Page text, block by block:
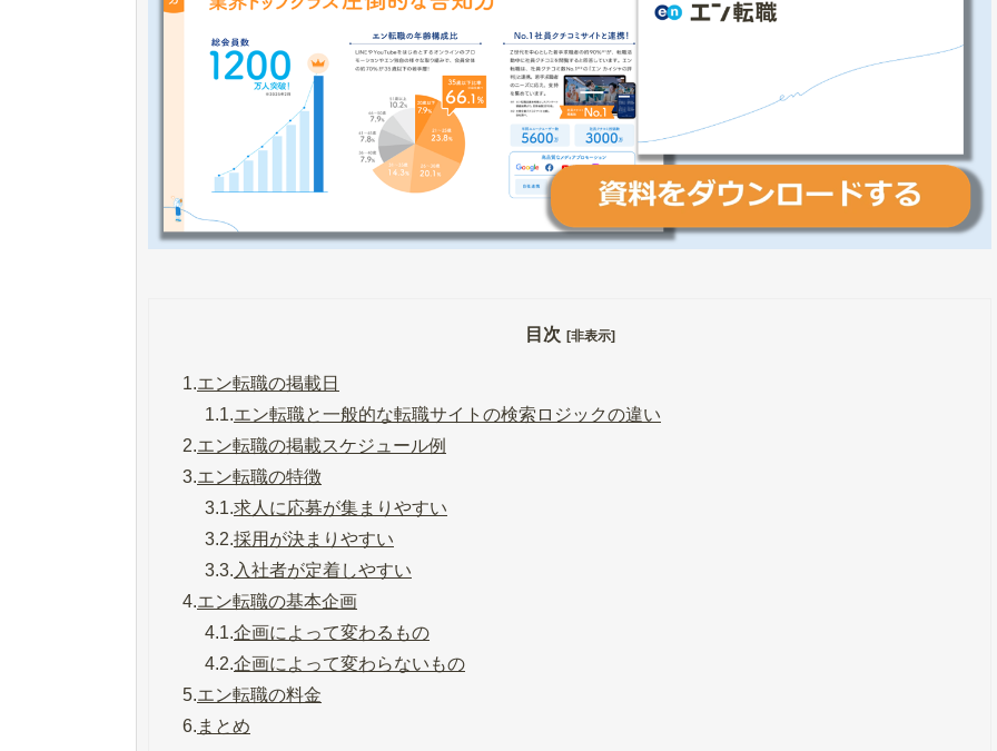
目次 [非表示]
1.エン転職の掲載日
1.1.エン転職と一般的な転職サイトの検索ロジックの違い
2.エン転職の掲載スケジュール例
3.エン転職の特徴
3.1.求人に応募が集まりやすい
3.2.採用が決まりやすい
3.3. 入社者が定着しやすい
4.エン転職の基本企画
4.1.企画によって変わるもの
4.2.企画によって変わらないもの
5.エン転職の料金
6. まとめ